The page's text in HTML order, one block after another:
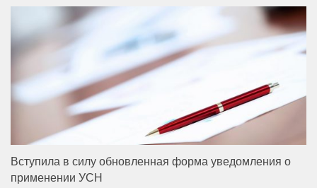
Вступила в силу обновленная форма уведомления о
применении УСН